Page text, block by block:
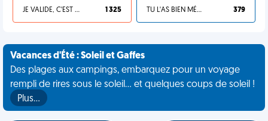
JE VALIDE, C'EST UNE VDM 1 325 TU L'AS BIEN MÉRITÉ 379
Vacances d'Été : Soleil et Gaffes
Des plages aux campings, embarquez pour un voyage
rempli de rires sous le soleil... et quelques coups de soleil !
Plus…